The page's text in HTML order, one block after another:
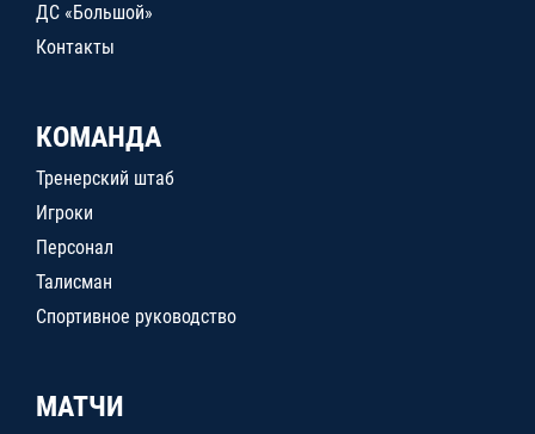
ДС «Большой»
Контакты
КОМАНДА
Тренерский штаб
Игроки
Персонал
Талисман
Спортивное руководство
МАТЧИ